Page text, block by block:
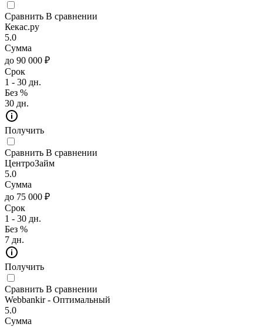
Сравнить В сравнении
Кекас.ру
5.0
Сумма
до 90 000 ₽
Срок
1 - 30 дн.
Без %
30 дн.
Получить
Сравнить В сравнении
ЦентроЗайм
5.0
Сумма
до 75 000 ₽
Срок
1 - 30 дн.
Без %
7 дн.
Получить
Сравнить В сравнении
Webbankir - Оптимальный
5.0
Сумма